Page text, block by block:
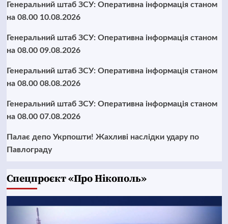
Генеральний штаб ЗСУ: Оперативна інформація станом
на 08.00 10.08.2026
Генеральний штаб ЗСУ: Оперативна інформація станом
на 08.00 09.08.2026
Генеральний штаб ЗСУ: Оперативна інформація станом
на 08.00 08.08.2026
Генеральний штаб ЗСУ: Оперативна інформація станом
на 08.00 07.08.2026
Палає депо Укрпошти! Жахливі наслідки удару по
Павлограду
Cпецпроєкт «Про Нікополь»